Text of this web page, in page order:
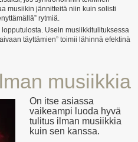
musiikin jännitteitä niin kuin solisti
rytmiä.
Usein musiikkitulituksessa
täyttämien” toimii lähinnä efektinä
musiikkia
On itse asiassa
vaikeampi luoda hyvä
tulitus ilman musiikkia
kuin sen kanssa.